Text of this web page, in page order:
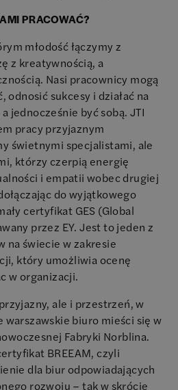
PRACOWAĆ?
młodość łączymy z
z kreatywnością, a
Nasi pracownicy mogą
sukcesy i działać na
jednocześnie być sobą. JTI
pracy przyjaznym
świetnymi specjalistami, ale
którzy czerpią energię
i empatii wobec drugiej
do wyjątkowego
certyfikat GES (Global
przez EY. Jest to jeden z
na świecie w zakresie
który umożliwia ocenę
w organizacji.
ale i przestrzeń, w
warszawskie biuro mieści się w
Fabryki Norblina.
BREEAM, czyli
dla biur odpowiadających
rozwoju – tak w skrócie